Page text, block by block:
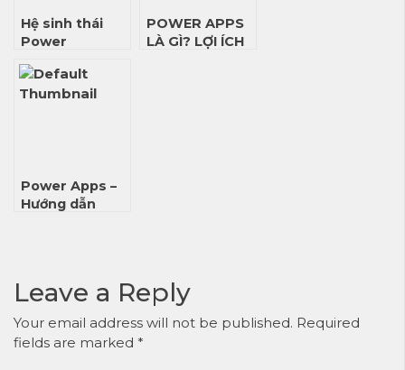
Hệ sinh thái
Power
Tìm hiểu lợi ích
trong chuyển
POWER APPS
LÀ GÌ? LỢI ÍCH
Power Apps –
Hướng dẫn
Leave a Reply
Your email address will not be published. Required
fields are marked *